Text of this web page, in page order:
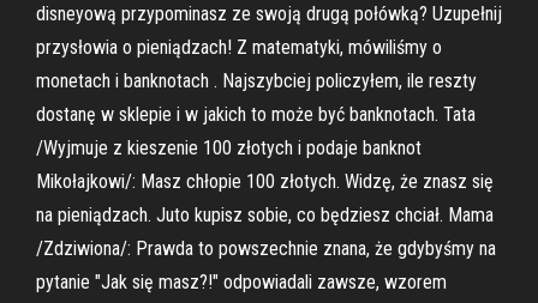
disneyową przypominasz ze swoją drugą połówką? Uzupełnij
przysłowia o pieniądzach! Z matematyki, mówiliśmy o
monetach i banknotach . Najszybciej policzyłem, ile reszty
dostanę w sklepie i w jakich to może być banknotach. Tata
/Wyjmuje z kieszenie 100 złotych i podaje banknot
Mikołajkowi/: Masz chłopie 100 złotych. Widzę, że znasz się
na pieniądzach. Juto kupisz sobie, co będziesz chciał. Mama
/Zdziwiona/: Prawda to powszechnie znana, że gdybyśmy na
pytanie "Jak się masz?!" odpowiadali zawsze, wzorem